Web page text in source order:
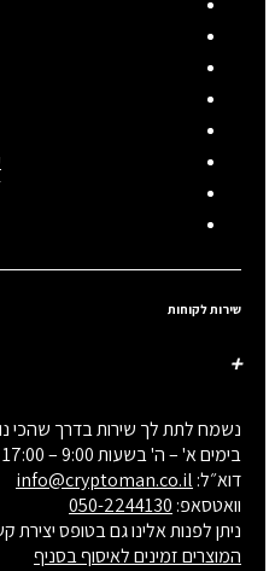
שירות לקוחות
נשמח לתת לך שירות בדרך שהכי
בימים א' – ה' בשעות 9:00 – 17:00
דוא״ל:info@cryptoman.co.il
וואטסאפ:050-2244130
ניתן לפנות אלינו גם בטופס יצירת
המוצרים זמינים לאיסוף בסניף